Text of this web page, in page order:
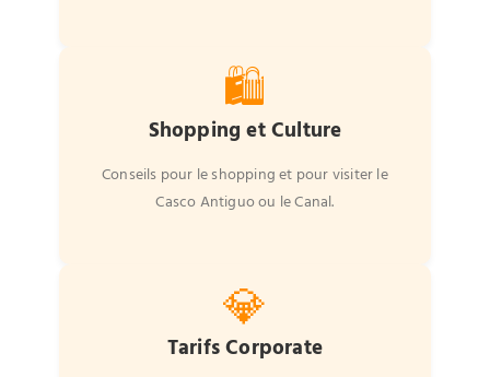
🛍️
Shopping et Culture
Conseils pour le shopping et pour visiter le
Casco Antiguo ou le Canal.
💎
Tarifs Corporate